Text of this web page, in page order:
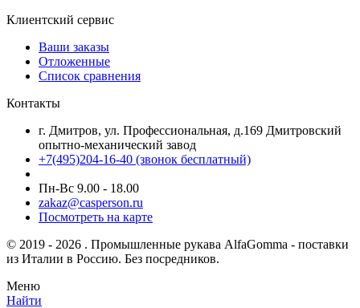
Клиентский сервис
Ваши заказы
Отложенные
Список сравнения
Контакты
г. Дмитров, ул. Профессиональная, д.169 Дмитровский
опытно-механический завод
+7(495)204-16-40 (звонок бесплатный)
Пн-Вс 9.00 - 18.00
zakaz@casperson.ru
Посмотреть на карте
© 2019 - 2026 . Промышленные рукава AlfaGomma - поставки
из Италии в Россию. Без посредников.
Меню
Найти